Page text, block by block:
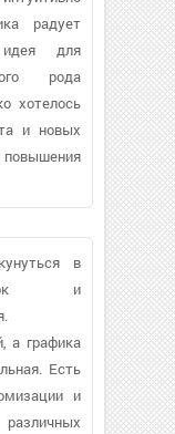
радует
для
рода
хотелось
и новых
в
и
а графика
Есть
и